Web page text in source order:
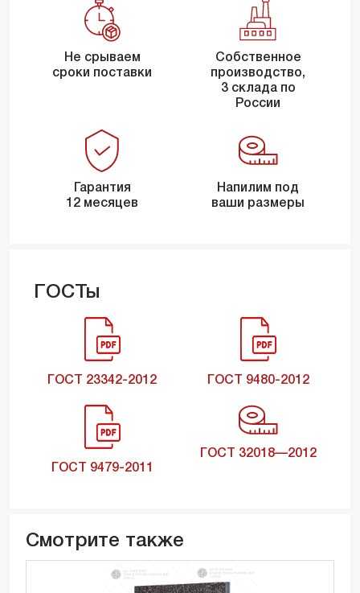
Не срываем
сроки поставки
Собственное
производство,
3 склада по
России
Гарантия
12 месяцев
Напилим под
ваши размеры
ГОСТы
ГОСТ 23342-2012 ГОСТ 9480-2012
ГОСТ 9479-2011
ГОСТ 32018—2012
Смотрите также